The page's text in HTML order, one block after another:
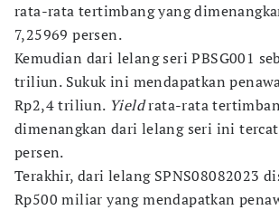
rata-rata tertimbang yang
7,25969 persen.
Kemudian dari lelang seri PBSG001
triliun. Sukuk ini mendapatkan
Rp2,4 triliun. Yieldrata-rata
dimenangkan dari lelang seri ini
persen.
Terakhir, dari lelang SPNS08082023
Rp500 miliar yang mendapatkan